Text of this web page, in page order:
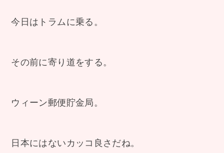
今日はトラムに乗る。
その前に寄り道をする。
ウィーン郵便貯金局。
日本にはないカッコ良さだね。